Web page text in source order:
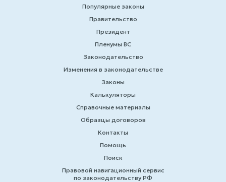
Популярные законы
Правительство
Президент
Пленумы ВС
Законодательство
Изменения в законодательстве
Законы
Калькуляторы
Справочные материалы
Образцы договоров
Контакты
Помощь
Поиск
Правовой навигационный сервис
по законодательству РФ